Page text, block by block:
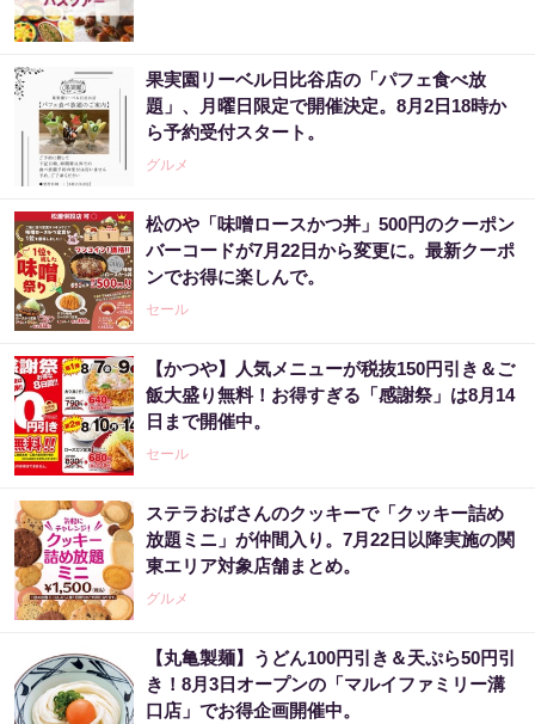
果実園リーベル日比谷店の「パフェ食べ放
題」、月曜日限定で開催決定。8月2日18時か
ら予約受付スタート。
グルメ
松のや「味噌ロースかつ丼」500円のクーポン
バーコードが7月22日から変更に。最新クーポ
ンでお得に楽しんで。
セール
【かつや】人気メニューが税抜150円引き＆ご
飯大盛り無料！お得すぎる「感謝祭」は8月14
日まで開催中。
セール
ステラおばさんのクッキーで「クッキー詰め
放題ミニ」が仲間入り。7月22日以降実施の関
東エリア対象店舗まとめ。
グルメ
【丸亀製麺】うどん100円引き＆天ぷら50円引
き！8月3日オープンの「マルイファミリー溝
口店」でお得企画開催中。